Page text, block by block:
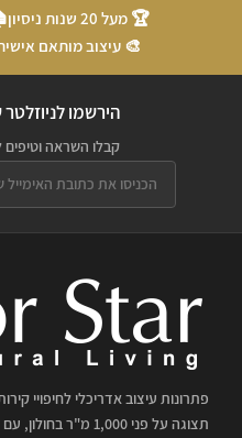
🏆 מעל 20 שנות ניסיון
🏠
🎨 עיצוב מותאם
הירשמו לניוזלטר
קבלו השראה וטיפים
פתרונות עיצוב אדריכלי לחיפויי
תצוגה על פני 1,000 מ"ר בחולון, עם ליווי מקצועי של מעצבי פנים.